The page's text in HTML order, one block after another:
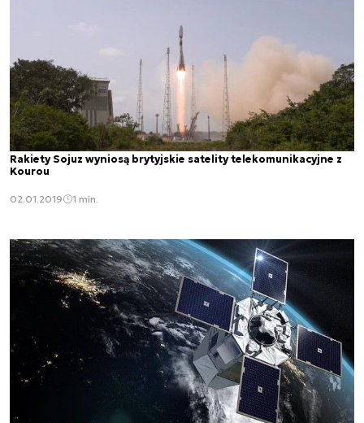
Rakiety Sojuz wyniosą brytyjskie satelity telekomunikacyjne z
Kourou
02.01.2019 1 min.